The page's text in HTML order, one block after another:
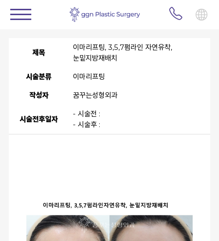
제목
이마리프팅, 3,5,7펌라인 자연유착,
눈밑지방재배치
시술분류 이마리프팅
작성자 꿈꾸는성형외과
시술전후일자
- 시술전 :
- 시술후 :